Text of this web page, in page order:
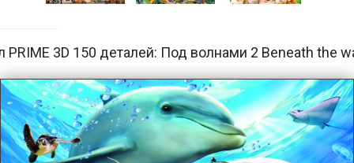
PRIME 3D 150 деталей: Под волнами 2 Beneath the